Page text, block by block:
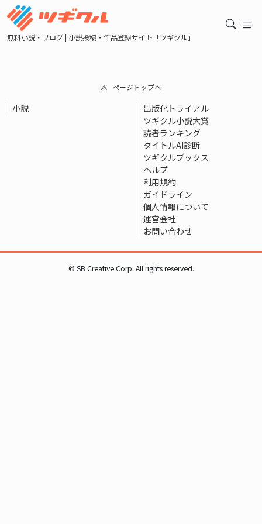
無料小説・ブログ | 小説投稿・作品登録サイト「ツギクル」
ページトップへ
小説
出版化トライアル
ツギクル小説大賞
読者ランキング
タイトルAI診断
ツギクルブックス
ヘルプ
利用規約
ガイドライン
個人情報について
運営会社
お問い合わせ
© SB Creative Corp. All rights reserved.